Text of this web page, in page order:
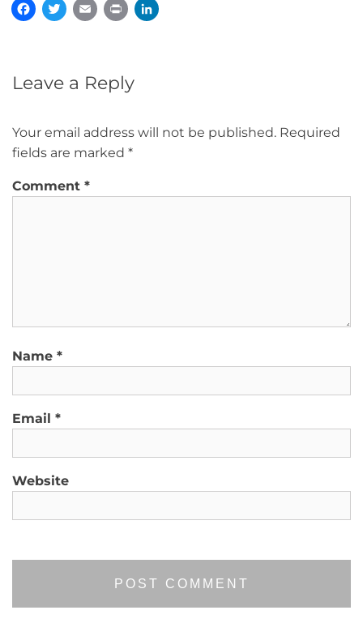
Facebook
TwitterEmail Print
Leave a Reply
Your email address will not be published. Required
fields are marked *
Comment *
Name *
Email *
Website